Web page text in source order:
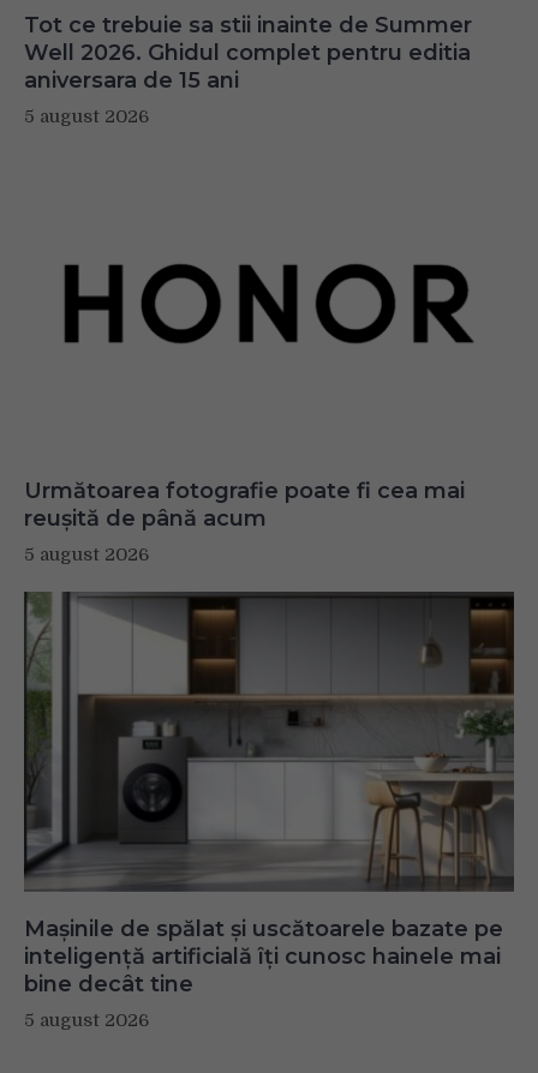
Tot ce trebuie sa stii inainte de Summer
Well 2026. Ghidul complet pentru editia
aniversara de 15 ani
5 august 2026
Următoarea fotografie poate fi cea mai
reușită de până acum
5 august 2026
Mașinile de spălat și uscătoarele bazate pe
inteligență artificială îți cunosc hainele mai
bine decât tine
5 august 2026